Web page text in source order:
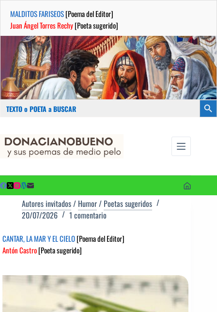
MALDITOS FARISEOS[Poema del Editor]
Juan Ángel Torres Rechy[Poeta sugerido]
Buscar:
contenido
Autores invitados/ Humor/ Poetas sugeridos
20/07/2026
1 comentario
CANTAR, LA MAR Y EL CIELO[Poema del Editor]
Antón Castro[Poeta sugerido]